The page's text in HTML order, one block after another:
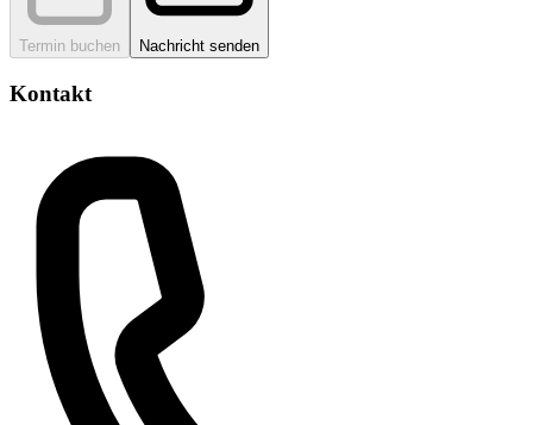
Termin buchen Nachricht senden
Kontakt